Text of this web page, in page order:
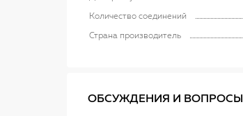
Количество соединений
Страна производитель
ОБСУЖДЕНИЯ И ВОПРОСЫ